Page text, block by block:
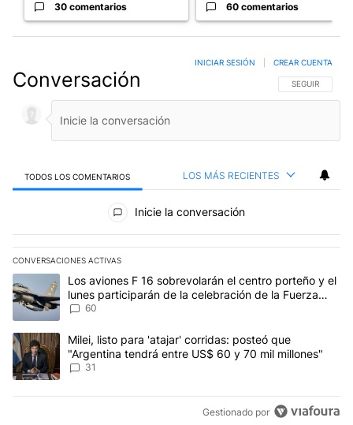
30 comentarios 60 comentarios
Conversación SIGA ESTA
SEGUIR
INICIAR SESIÓN CREAR CUENTA
TODOS LOS COMENTARIOS LOS MÁS RECIENTES
Todos los comentarios
Inicie la conversación
CONVERSACIONES ACTIVAS
Este listado muestra los artículos con más comentarios en los
Un artículo de tendencia con el título "Los aviones F 16
Los aviones F 16 sobrevolarán el centro porteño y el
lunes participarán de la celebración de la Fuerza
Aérea
60
Un artículo de tendencia con el título "Milei, listo para 'atajar'
Milei, listo para 'atajar' corridas: posteó que
"Argentina tendrá entre US$ 60 y 70 mil millones"
31
Gestionado por